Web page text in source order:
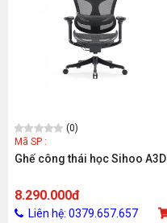
(0)
Mã SP :
Ghế công thái học Sihoo A3D
8.290.000đ
Liên hệ: 0379.657.657